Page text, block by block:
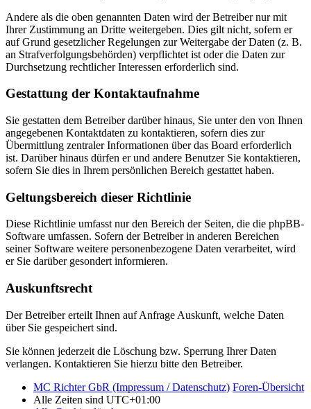
Andere als die oben genannten Daten wird der Betreiber nur mit
Ihrer Zustimmung an Dritte weitergeben. Dies gilt nicht, sofern er
auf Grund gesetzlicher Regelungen zur Weitergabe der Daten (z. B.
an Strafverfolgungsbehörden) verpflichtet ist oder die Daten zur
Durchsetzung rechtlicher Interessen erforderlich sind.
Gestattung der Kontaktaufnahme
Sie gestatten dem Betreiber darüber hinaus, Sie unter den von Ihnen
angegebenen Kontaktdaten zu kontaktieren, sofern dies zur
Übermittlung zentraler Informationen über das Board erforderlich
ist. Darüber hinaus dürfen er und andere Benutzer Sie kontaktieren,
sofern Sie dies in Ihrem persönlichen Bereich gestattet haben.
Geltungsbereich dieser Richtlinie
Diese Richtlinie umfasst nur den Bereich der Seiten, die die phpBB-
Software umfassen. Sofern der Betreiber in anderen Bereichen
seiner Software weitere personenbezogene Daten verarbeitet, wird
er Sie darüber gesondert informieren.
Auskunftsrecht
Der Betreiber erteilt Ihnen auf Anfrage Auskunft, welche Daten
über Sie gespeichert sind.
Sie können jederzeit die Löschung bzw. Sperrung Ihrer Daten
verlangen. Kontaktieren Sie hierzu bitte den Betreiber.
MC Richter GbR (Impressum / Datenschutz) Foren-Übersicht
Alle Zeiten sind UTC+01:00